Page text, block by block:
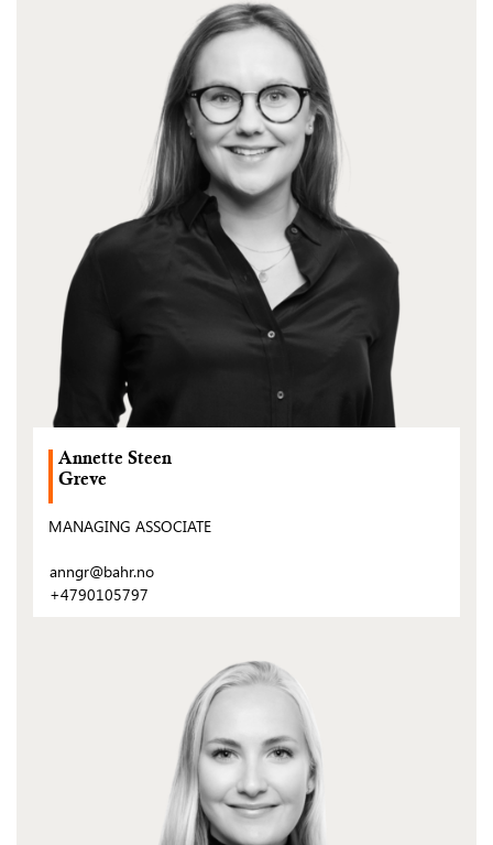
Annette Steen
Greve
MANAGING ASSOCIATE
anngr@bahr.no
+4790105797